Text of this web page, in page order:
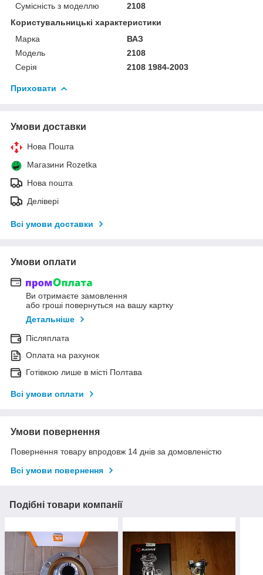
Сумісність з моделлю
2108
Користувальницькі характеристики
Марка
ВАЗ
Модель
2108
Серія
2108 1984-2003
Приховати
Умови доставки
Нова Пошта
Магазини Rozetka
Нова пошта
Делівері
Всі умови доставки
Умови оплати
Ви отримаєте замовлення
або гроші повернуться на вашу картку
Детальніше
Післяплата
Оплата на рахунок
Готівкою лише в місті Полтава
Всі умови оплати
Умови повернення
Повернення товару впродовж 14 днів за домовленістю
Всі умови повернення
Подібні товари компанії